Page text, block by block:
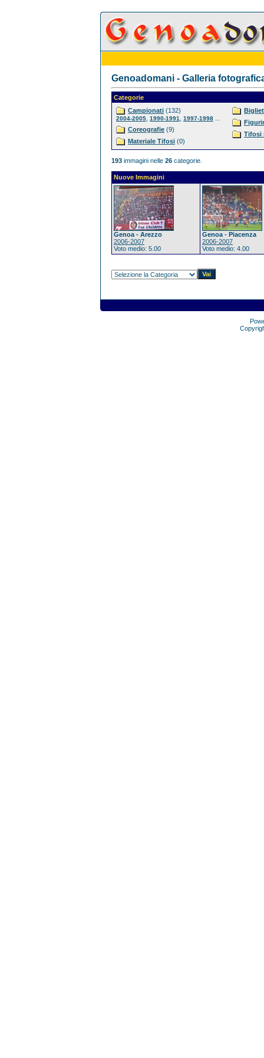
Genoadomani - Galleria
Categorie
Campionati (132)
2004-2005 1990-1991 1997-1998
Coreografie (9)
Materiale Tifosi (0)
Tifosi
193 immagini nelle 26 categorie.
Nuove Immagini
Genoa - Arezzo
2006-2007
Voto medio: 5.00
Genoa - Piacenza
2006-2007
Voto medio: 4.00